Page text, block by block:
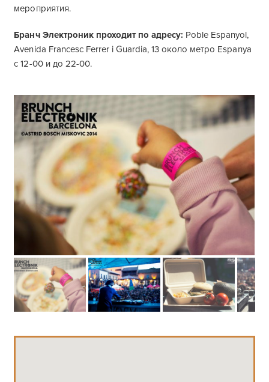
мероприятия.
Бранч Электроник проходит по адресу: Poble Espanyol,
Avenida Francesc Ferrer i Guardia, 13 около метро Espanya
с 12-00 и до 22-00.